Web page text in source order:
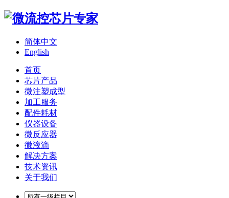
简体中文
English
首页
芯片产品
微注塑成型
加工服务
配件耗材
仪器设备
微反应器
微液滴
解决方案
技术资讯
关于我们